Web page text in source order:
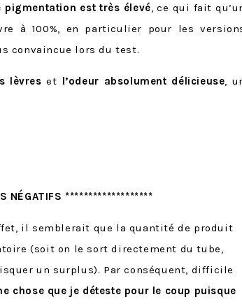
pigmentation est très élevé, ce qui fait
à 100%, en particulier pour les
convaincue lors du test.
lèvres et l’odeur absolument délicieuse,
NÉGATIFS *******************
il semblerait que la quantité de produit
(soit on le sort directement du tube,
un surplus). Par conséquent, difficile
chose que je déteste pour le coup puisque